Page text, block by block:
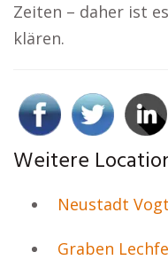
Zeiten – daher ist
klären.
Weitere
Neustadt
Graben